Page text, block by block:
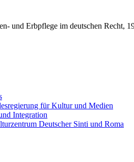
und Erbpflege im deutschen Recht,